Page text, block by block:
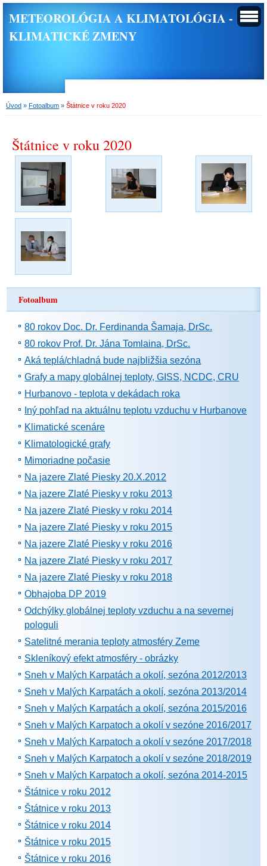
METEOROLÓGIA A KLIMATOLÓGIA -
KLIMATICKÉ ZMENY
Úvod » Fotoalbum » Štátnice v roku 2020
Štátnice v roku 2020
Fotoalbum
80 rokov Doc. Dr. Ferdinanda Šamaja, DrSc.
80 rokov Prof. Dr. Jána Tomlaina, DrSc.
Aká teplá/chladná bude najbližšia sezóna
Grafy a mapy globálnej teploty, GISS, NCDC, CRU
Hurbanovo - teplota v dekádach roka
Iný pohľad na aktuálnu teplotu vzduchu v Hurbanove
Klimatické scenáre
Klimatologické grafy
Mimoriadne počasie
Na jazere Zlaté Piesky 20.X.2012
Na jazere Zlaté Piesky v roku 2013
Na jazere Zlaté Piesky v roku 2014
Na jazere Zlaté Piesky v roku 2015
Na jazere Zlaté Piesky v roku 2016
Na jazere Zlaté Piesky v roku 2017
Na jazere Zlaté Piesky v roku 2018
Obhajoba DP 2019
Odchýlky globálnej teploty vzduchu a na severnej
pologuli
Satelitné merania teploty atmosféry Zeme
Skleníkový efekt atmosféry - obrázky
Sneh v Malých Karpatách a okolí, sezóna 2012/2013
Sneh v Malých Karpatách a okolí, sezóna 2013/2014
Sneh v Malých Karpatách a okolí, sezóna 2015/2016
Sneh v Malých Karpatoch a okolí v sezóne 2016/2017
Sneh v Malých Karpatoch a okolí v sezóne 2017/2018
Sneh v Malých Karpatoch a okolí v sezóne 2018/2019
Sneh v Malých Karpatoch a okolí, sezóna 2014-2015
Štátnice v roku 2012
Štátnice v roku 2013
Štátnice v roku 2014
Štátnice v roku 2015
Štátnice v roku 2016